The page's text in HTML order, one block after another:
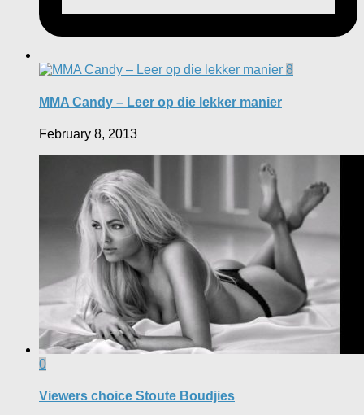
8
MMA Candy – Leer op die lekker manier
February 8, 2013
0
Viewers choice Stoute Boudjies